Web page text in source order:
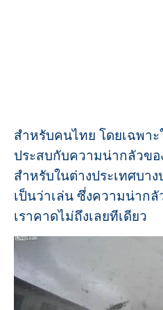
สำหรับคนไทย โดยเฉพาะ
ประสบกับความน่ากลัวข
สำหรับในต่างประเทศบา
เป็นว่าเล่น ซึ่งความน่าก
เราคาดไม่ถึงเลยทีเดียว